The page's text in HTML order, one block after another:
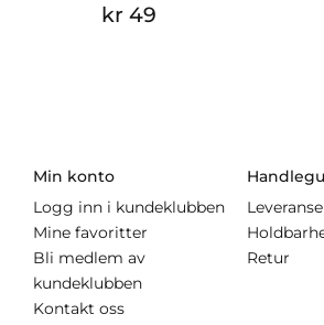
kr 49
Min konto
Logg inn i kundeklubben
Mine favoritter
Bli medlem av
kundeklubben
Kontakt oss
Leveranse
Retur